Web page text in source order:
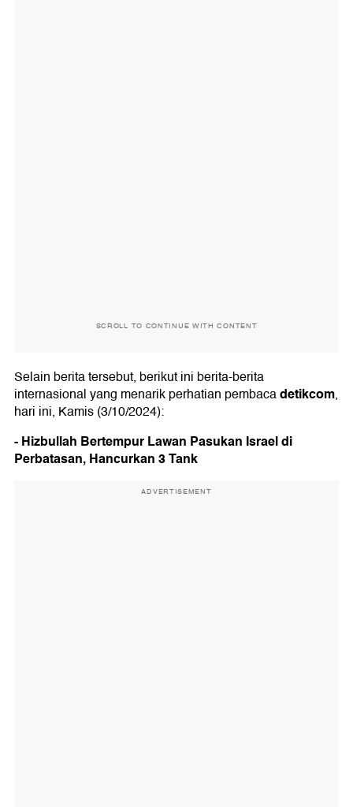
SCROLL TO CONTINUE WITH CONTENT
Selain berita tersebut, berikut ini berita-berita
internasional yang menarik perhatian pembacadetikcom,
hari ini, Kamis (3/10/2024):
- Hizbullah Bertempur Lawan Pasukan Israel di
Perbatasan, Hancurkan 3 Tank
ADVERTISEMENT